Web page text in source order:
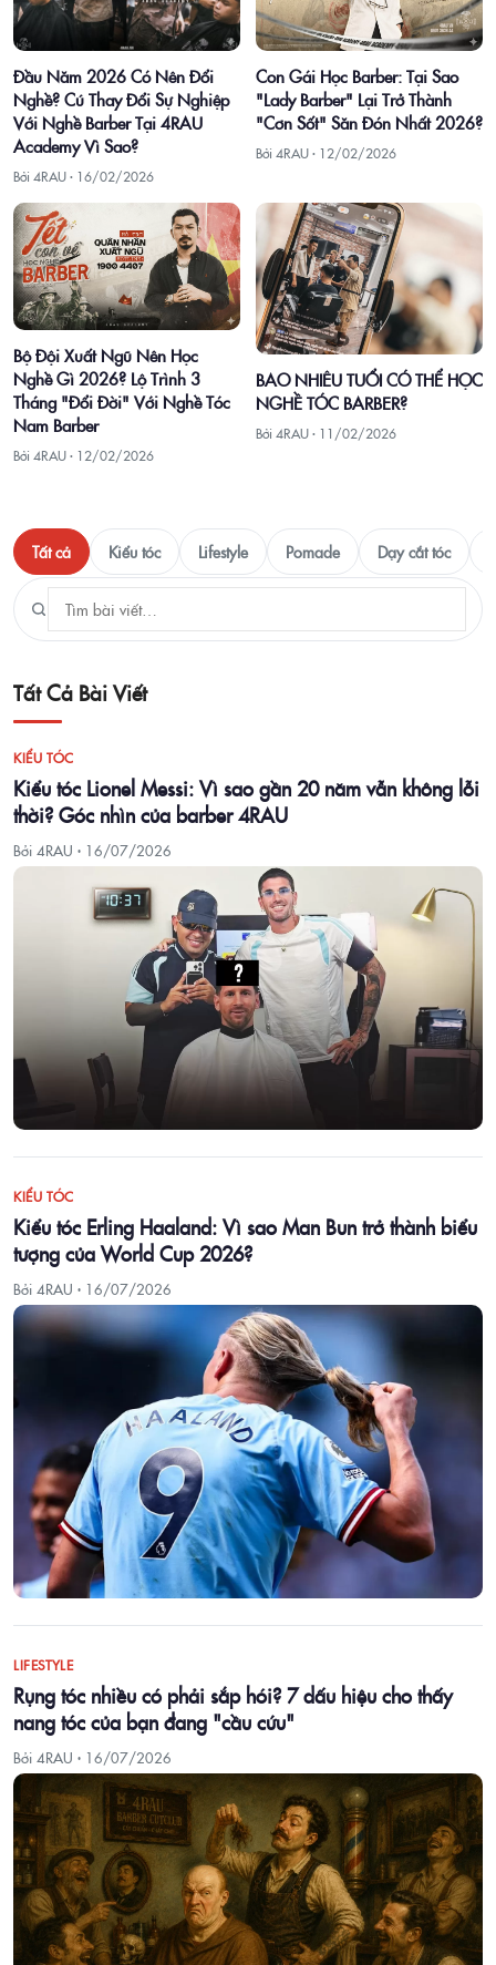
Đầu Năm 2026 Có Nên Đổi
Nghề? Cú Thay Đổi Sự Nghiệp
Với Nghề Barber Tại 4RAU
Academy Vì Sao?
Bởi 4RAU · 16/02/2026
Con Gái Học Barber: Tại Sao
"Lady Barber" Lại Trở Thành
"Cơn Sốt" Săn Đón Nhất 2026?
Bởi 4RAU · 12/02/2026
Bộ Đội Xuất Ngũ Nên Học
Nghề Gì 2026? Lộ Trình 3
Tháng "Đổi Đời" Với Nghề Tóc
Nam Barber
Bởi 4RAU · 12/02/2026
BAO NHIÊU TUỔI CÓ THỂ HỌC
NGHỀ TÓC BARBER?
Bởi 4RAU · 11/02/2026
Tất cả Kiểu tóc Lifestyle Pomade Dạy cắt tóc
Tất Cả Bài Viết
KIỂU TÓC
Kiểu tóc Lionel Messi: Vì sao gần 20 năm vẫn không lỗi
thời? Góc nhìn của barber 4RAU
Bởi 4RAU · 16/07/2026
KIỂU TÓC
Kiểu tóc Erling Haaland: Vì sao Man Bun trở thành biểu
tượng của World Cup 2026?
Bởi 4RAU · 16/07/2026
LIFESTYLE
Rụng tóc nhiều có phải sắp hói? 7 dấu hiệu cho thấy
nang tóc của bạn đang "cầu cứu"
Bởi 4RAU · 16/07/2026